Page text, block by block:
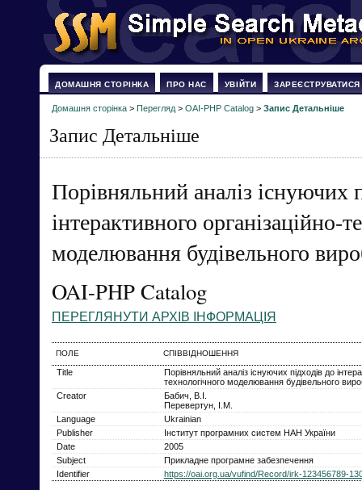
ДОМАШНЯ СТОРІНКА ПРО НАС УВІЙТИ ЗАРЕЄСТРУВАТИСЯ
Домашня сторінка > Перегляд > OAI-PHP Catalog > Запис Детальніше
Запис Детальніше
Порівняльний аналіз існуючих
інтерактивного організаційно-
моделювання будівельного
OAI-PHP Catalog
ПЕРЕГЛЯНУТИ АРХІВ ІНФОРМАЦІЯ
ПОЛЕ СПІВВІДНОШЕННЯ
Title
Порівняльний аналіз існуючих підходів до
технологічного моделювання будівельного
Creator
Бабич, В.І.
Перевертун, І.М.
Language
Ukrainian
Publisher
Інститут програмних систем НАН України
Date
2005
Subject
Прикладне програмне забезпечення
Identifier
https://oai.org.ua/vufind/Record/irk-123456789-